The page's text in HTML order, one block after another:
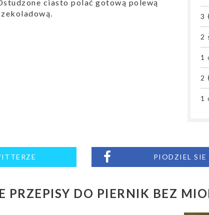
ciasto polać gotową polewą
3
2
1
2
1
PIODZIEL SIE
PRZEPISY DO PIERNIK BEZ